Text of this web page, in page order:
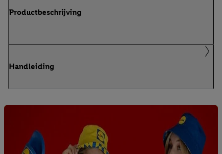
Productbeschrijving
Handleiding